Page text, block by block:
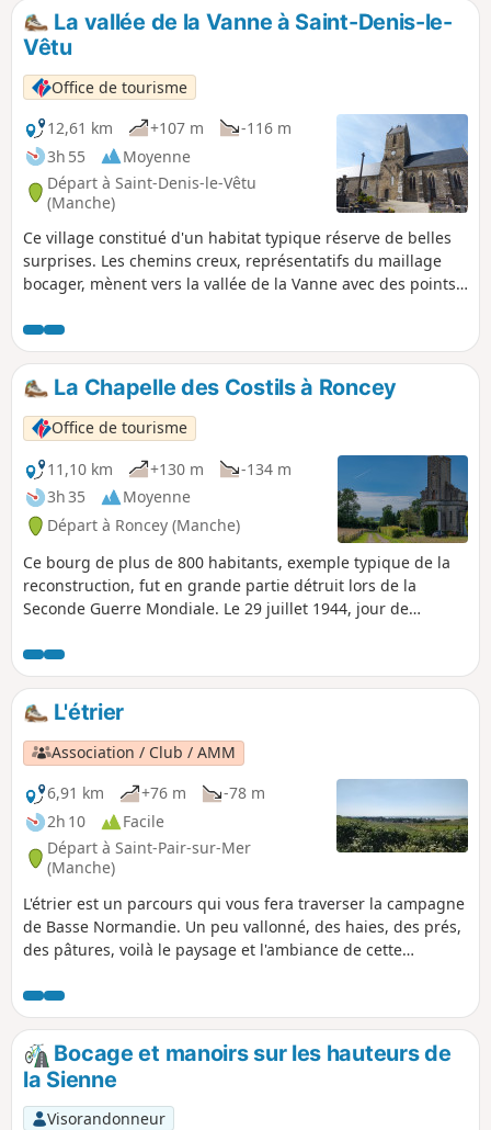
La vallée de la Vanne à Saint-Denis-le-
Vêtu
Office de tourisme
12,61 km
+107 m
-116 m
3h 55
Moyenne
Départ à Saint-Denis-le-Vêtu
(Manche)
Ce village constitué d'un habitat typique réserve de belles
surprises. Les chemins creux, représentatifs du maillage
bocager, mènent vers la vallée de la Vanne avec des points
La Chapelle des Costils à Roncey
Office de tourisme
11,10 km
+130 m
-134 m
3h 35
Moyenne
Départ à Roncey (Manche)
Ce bourg de plus de 800 habitants, exemple typique de la
reconstruction, fut en grande partie détruit lors de la
Seconde Guerre Mondiale. Le 29 juillet 1944, jour de
plusieurs milliers de soldats allemands furent encerclés
dans cette poche avec le bourg de Roncey comme centre.
L'étrier
Association / Club / AMM
6,91 km
+76 m
-78 m
2h 10
Facile
Départ à Saint-Pair-sur-Mer
(Manche)
L'étrier est un parcours qui vous fera traverser la campagne
de Basse Normandie. Un peu vallonné, des haies, des prés,
des pâtures, voilà le paysage et l'ambiance de cette
Bocage et manoirs sur les hauteurs de
la Sienne
Visorandonneur